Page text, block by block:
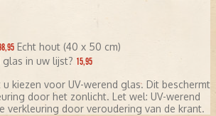
Echt hout (40 x 50 cm)
in uw lijst? 15,95
kiezen voor UV-werend glas. Dit beschermt
door het zonlicht. Let wel: UV-werend
verkleuring door veroudering van de krant.